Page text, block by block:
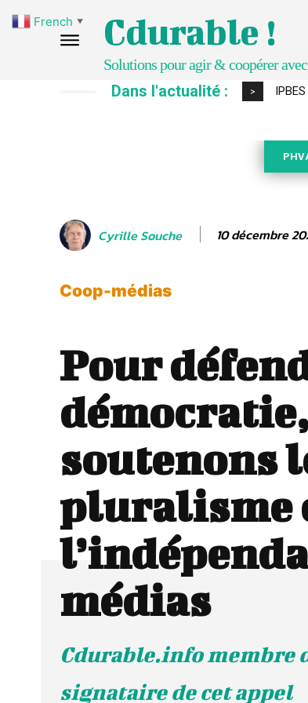
Cdurable !
Solutions pour agir & coopérer
Dans l'actualité : > IPBES
Cyrille Souche 10 décembre
Coop-médias
Pour
démocratie,
soutenons
pluralisme
médias
Cdurable.info membre
signataire de cet appel
French ▼